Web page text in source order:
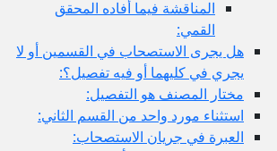
المناقشة فيما أفاده المحقق
القمي:
هل يجرى الاستصحاب في القسمين أو لا
يجري في كليهما أو فيه تفصيل؟:
مختار المصنف هو التفصيل:
استثناء مورد واحد من القسم الثاني:
العبرة في جريان الاستصحاب: